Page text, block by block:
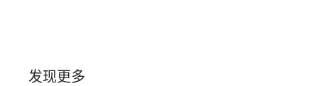
发现更多